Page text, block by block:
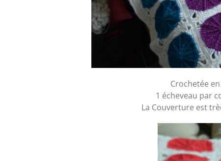
Crochetée en
1 écheveau par
La Couverture est